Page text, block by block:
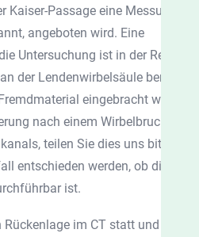
Passage eine Messung
angeboten wird. Eine
Untersuchung ist in der Regel
der Lendenwirbelsäule bereits
eingebracht wurde,
nach einem Wirbelbruch
teilen Sie dies uns bitte
entschieden werden, ob diese
ist.
im CT statt und wird